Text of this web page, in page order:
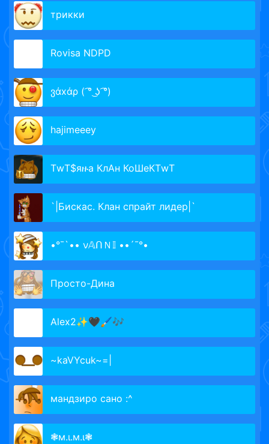
трикки
Rovisa NDPD
ვάxάρ ( ͡° ͜ʖ ͡°)
hajimeeey
ТwТ$яዙа КлАн КоШеКТwТ
`|Бискас. Клан спрайт лидер|`
•°¯`•• ν𝔸ᑎＮ𝕀 ••´¯°•
Просто-Дина
Alex2✨🖤🖌🎶
~kaVYcuk~=|
мандзиро сано :^
❃м.ι.м.ι❃